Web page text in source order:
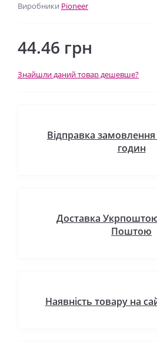
Виробники Pioneer
44.46 грн
Знайшли даний товар дешевше?
Відправка
годин
Доставка
Поштою
Наявність товару на